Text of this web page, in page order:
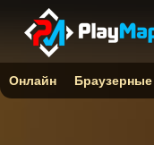
Онлайн Браузерные